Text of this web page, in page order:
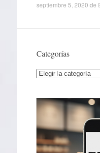
septiembre 5, 2020 de
Categorías
Categorías